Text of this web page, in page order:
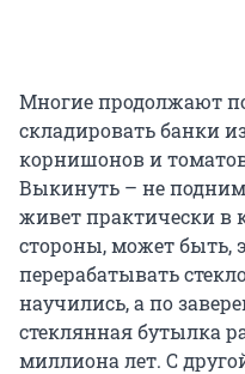
Многие продолжают
складировать банки
корнишонов и
Выкинуть – не
живет практически в
стороны, может быть,
перерабатывать
научились, а по
стеклянная бутылка
миллиона лет. С